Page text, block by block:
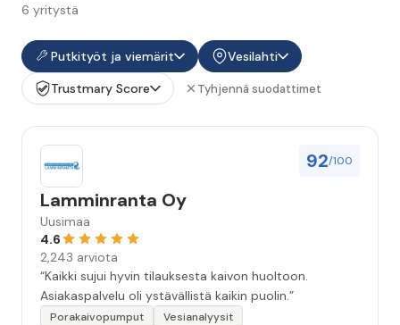
6 yritystä
Putkityöt ja viemärit
Vesilahti
Trustmary Score
Tyhjennä suodattimet
92/100
Lamminranta Oy
Uusimaa
4.6
2,243 arviota
“Kaikki sujui hyvin tilauksesta kaivon huoltoon.
Asiakaspalvelu oli ystävällistä kaikin puolin.”
Porakaivopumput
Vesianalyysit